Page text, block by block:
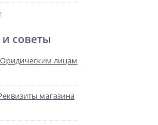
советы
лицам
магазина